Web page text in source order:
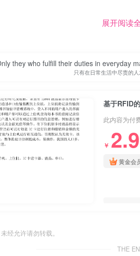
展开阅读
they who fulfill their duties in everyday
只有在日常生活中尽责的
基于RFID
此内容为付
￥
黄金会
经允许请勿转载。
THE